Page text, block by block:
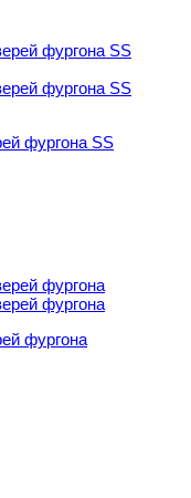
фургона SS (нерж.)
фургона SS
фургона
фургона